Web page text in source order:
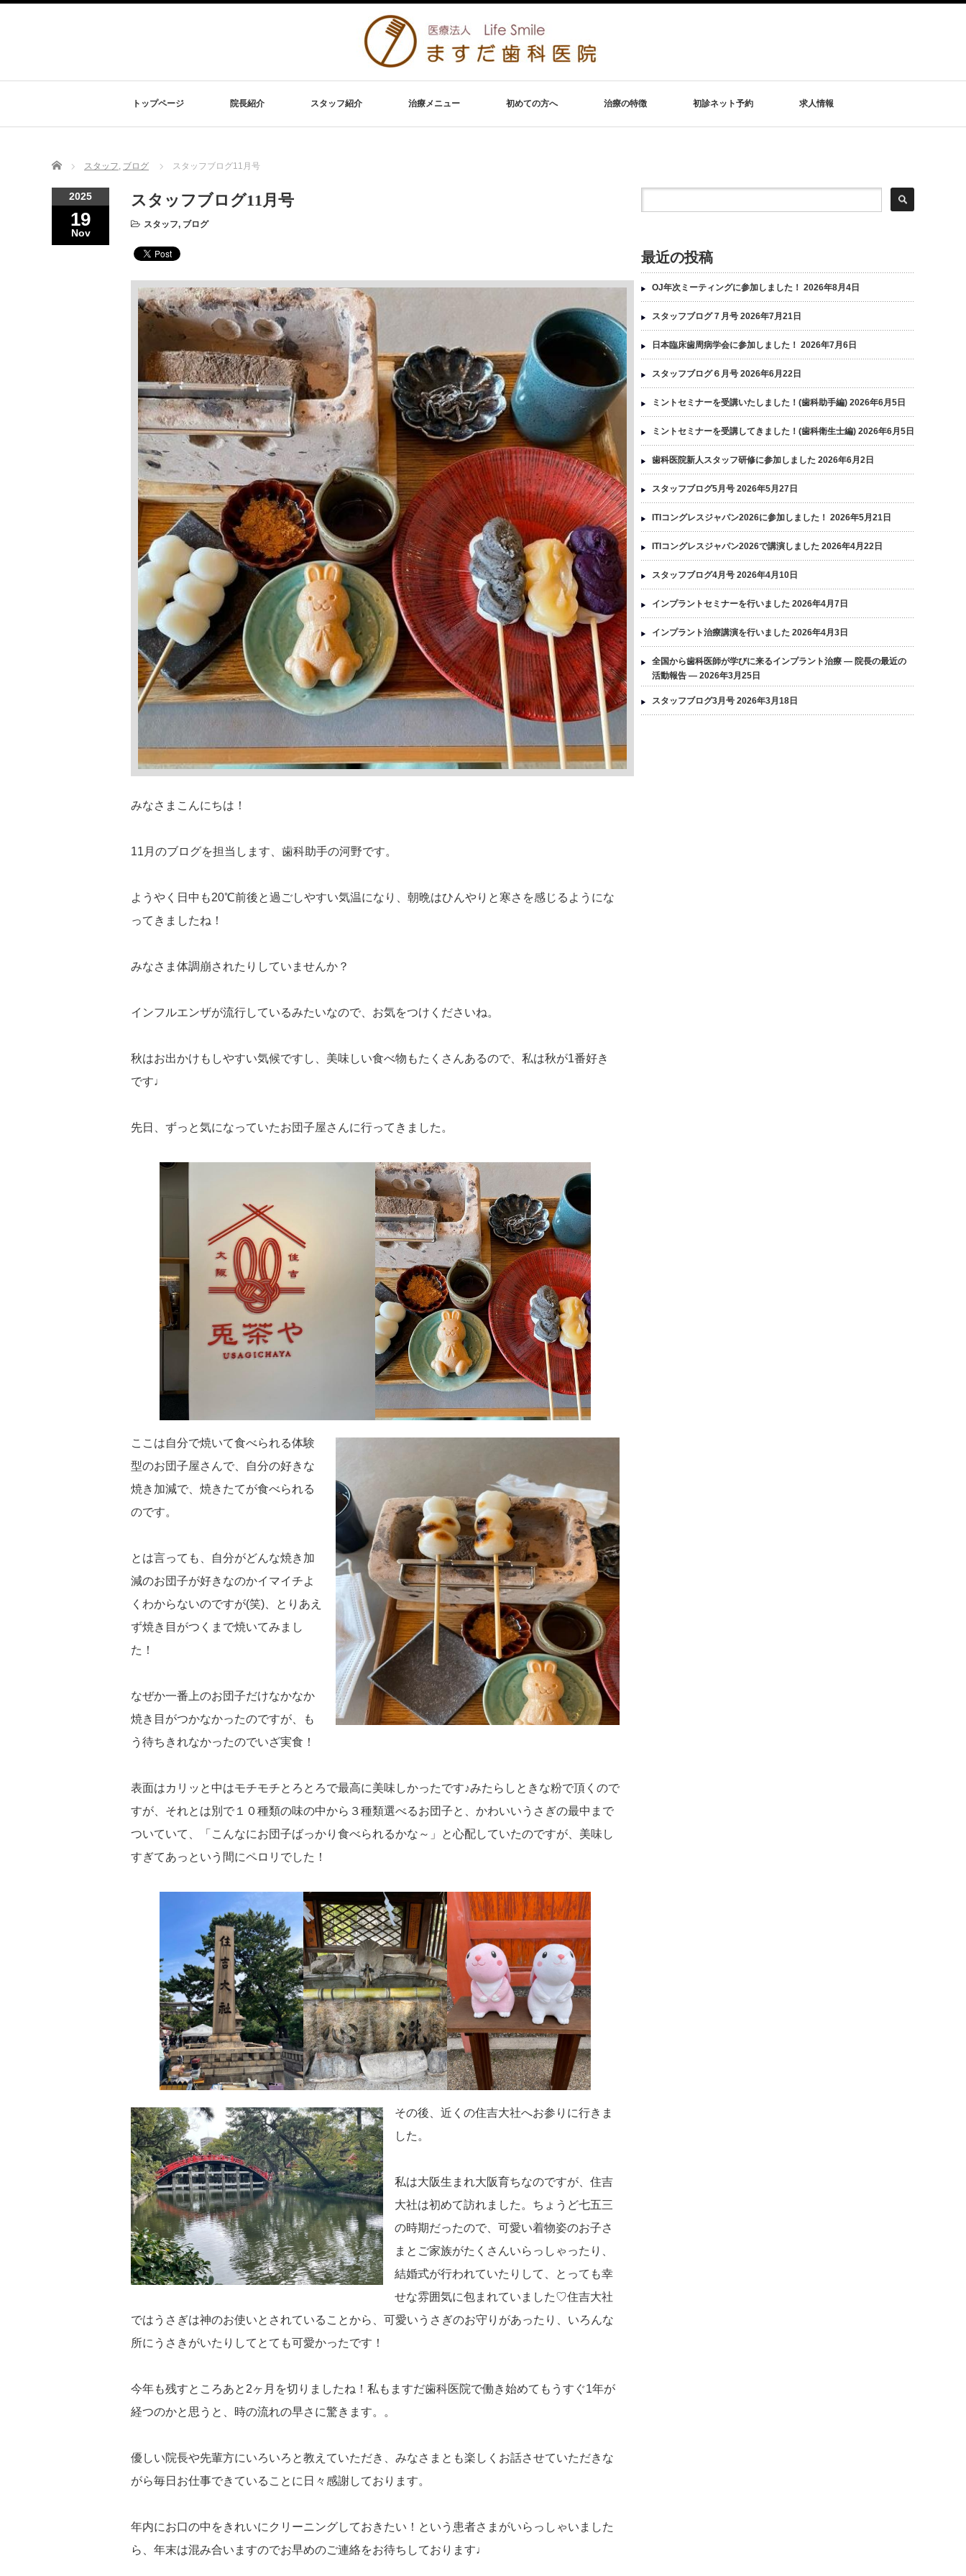
トップページ 院長紹介 スタッフ紹介 治療メニュー 初めての方へ 治療の特徴 初診ネット予約 求人情報
Home スタッフ, ブログ スタッフブログ11月号
2025
19
Nov
スタッフブログ11月号
スタッフ, ブログ
みなさまこんにちは！
11月のブログを担当します、歯科助手の河野です。
ようやく日中も20℃前後と過ごしやすい気温になり、朝晩はひんやりと寒さを感じるようにな
ってきましたね！
みなさま体調崩されたりしていませんか？
インフルエンザが流行しているみたいなので、お気をつけくださいね。
秋はお出かけもしやすい気候ですし、美味しい食べ物もたくさんあるので、私は秋が1番好き
です♩
先日、ずっと気になっていたお団子屋さんに行ってきました。
ここは自分で焼いて食べられる体験
型のお団子屋さんで、自分の好きな
焼き加減で、焼きたてが食べられる
のです。
とは言っても、自分がどんな焼き加
減のお団子が好きなのかイマイチよ
くわからないのですが(笑)、とりあえ
ず焼き目がつくまで焼いてみまし
た！
なぜか一番上のお団子だけなかなか
焼き目がつかなかったのですが、も
う待ちきれなかったのでいざ実食！
表面はカリッと中はモチモチとろとろで最高に美味しかったです♪みたらしときな粉で頂くので
すが、それとは別で１０種類の味の中から３種類選べるお団子と、かわいいうさぎの最中まで
ついていて、「こんなにお団子ばっかり食べられるかな～」と心配していたのですが、美味し
すぎてあっという間にペロリでした！
その後、近くの住吉大社へお参りに行きま
した。
私は大阪生まれ大阪育ちなのですが、住吉
大社は初めて訪れました。ちょうど七五三
の時期だったので、可愛い着物姿のお子さ
まとご家族がたくさんいらっしゃったり、
結婚式が行われていたりして、とっても幸
せな雰囲気に包まれていました♡住吉大社
ではうさぎは神のお使いとされていることから、可愛いうさぎのお守りがあったり、いろんな
所にうさきがいたりしてとても可愛かったです！
今年も残すところあと2ヶ月を切りましたね！私もますだ歯科医院で働き始めてもうすぐ1年が
経つのかと思うと、時の流れの早さに驚きます。。
優しい院長や先輩方にいろいろと教えていただき、みなさまとも楽しくお話させていただきな
がら毎日お仕事できていることに日々感謝しております。
年内にお口の中をきれいにクリーニングしておきたい！という患者さまがいらっしゃいました
ら、年末は混み合いますのでお早めのご連絡をお待ちしております♩
最近の投稿
OJ年次ミーティングに参加しました！ 2026年8月4日
スタッフブログ７月号 2026年7月21日
日本臨床歯周病学会に参加しました！ 2026年7月6日
スタッフブログ６月号 2026年6月22日
ミントセミナーを受講いたしました！(歯科助手編) 2026年6月5日
ミントセミナーを受講してきました！(歯科衛生士編) 2026年6月5日
歯科医院新人スタッフ研修に参加しました 2026年6月2日
スタッフブログ5月号 2026年5月27日
ITIコングレスジャパン2026に参加しました！ 2026年5月21日
ITIコングレスジャパン2026で講演しました 2026年4月22日
スタッフブログ4月号 2026年4月10日
インプラントセミナーを行いました 2026年4月7日
インプラント治療講演を行いました 2026年4月3日
全国から歯科医師が学びに来るインプラント治療 ― 院長の最近の
活動報告 ― 2026年3月25日
スタッフブログ3月号 2026年3月18日